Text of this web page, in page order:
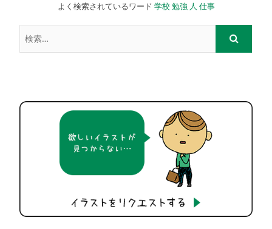
よく検索されているワード 学校 勉強 人 仕事